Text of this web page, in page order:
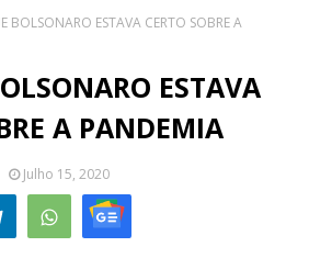
BOLSONARO ESTAVA CERTO SOBRE A
ESTAVA
A PANDEMIA
Julho 15, 2020